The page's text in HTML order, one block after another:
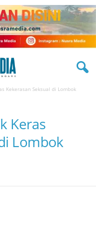
Kekerasan Seksual di Lombok
Keras
Lombok